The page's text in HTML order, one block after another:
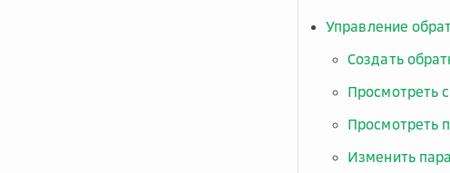
Управление
Создать
Просмотреть
Просмотреть
Изменить